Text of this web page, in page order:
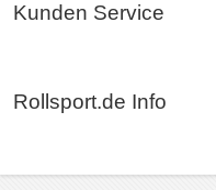
Kunden Service
Rollsport.de Info